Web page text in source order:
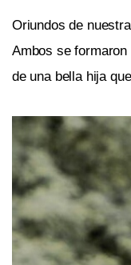
Oriundos de
Ambos se
de una bella hija